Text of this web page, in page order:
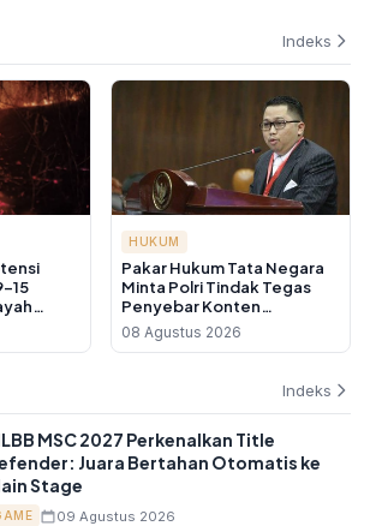
Indeks
15
HUKUM
Pakar Hukum Tata Negara
Minta Polri Tindak Tegas
Penyebar Konten
Manipulatif yang Picu
Kegaduhan Publik
08 Agustus 2026
Indeks
MSC 2027 Perkenalkan Title
Juara Bertahan Otomatis ke
Stage
09 Agustus 2026